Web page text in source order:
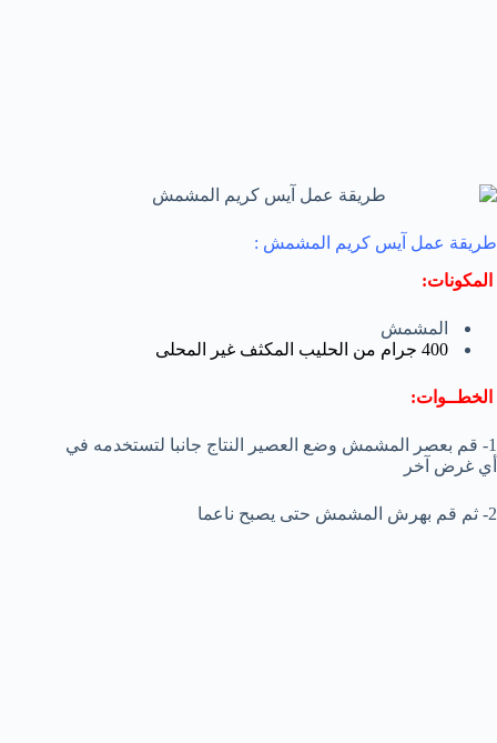
طريقة عمل آيس كريم المشمش :
المكونات:
المشمش
الخطــوات:
1- قم بعصر المشمش وضع العصير النتاج جانبا لتستخدمه في
أي غرض آخر
2- ثم قم بهرش المشمش حتى يصبح ناعما